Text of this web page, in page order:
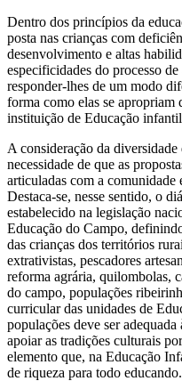
Dentro dos princípios da
posta nas crianças com
desenvolvimento e altas
especificidades do processo
responder-lhes de um modo
forma como elas se apropriam
instituição de Educação
A consideração da
necessidade de que as
articuladas com a comunidade
Destaca-se, nesse sentido, o
estabelecido na legislação
Educação do Campo,
das crianças dos territórios
extrativistas, pescadores
reforma agrária, quilombolas,
do campo, populações
curricular das unidades de
populações deve ser adequada
apoiar as tradições culturais
elemento que, na Educação
de riqueza para todo educando.